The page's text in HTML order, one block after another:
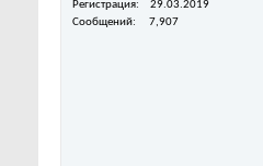
Регистрация
29.03.2019
Сообщений
7,907